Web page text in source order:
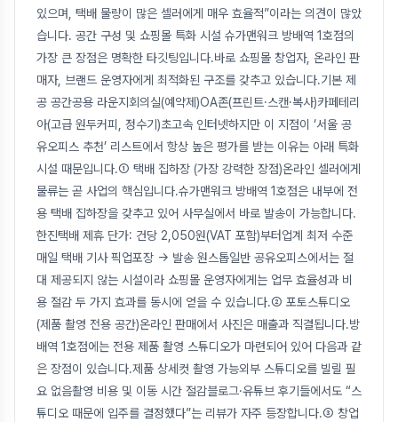
있으며, 택배 물량이 많은 셀러에게 매우 효율적”이라는 의견이 많았
습니다. 공간 구성 및 쇼핑몰 특화 시설 슈가맨워크 방배역 1호점의
가장 큰 장점은 명확한 타깃팅입니다.바로 쇼핑몰 창업자, 온라인 판
매자, 브랜드 운영자에게 최적화된 구조를 갖추고 있습니다.기본 제
공 공간공용 라운지회의실(예약제)OA존(프린트·스캔·복사)카페테리
아(고급 원두커피, 정수기)초고속 인터넷하지만 이 지점이 ‘서울 공
유오피스 추천’ 리스트에서 항상 높은 평가를 받는 이유는 아래 특화
시설 때문입니다.① 택배 집하장 (가장 강력한 장점)온라인 셀러에게
물류는 곧 사업의 핵심입니다.슈가맨워크 방배역 1호점은 내부에 전
용 택배 집하장을 갖추고 있어 사무실에서 바로 발송이 가능합니다.
한진택배 제휴 단가: 건당 2,050원(VAT 포함)부터업계 최저 수준
매일 택배 기사 픽업포장 → 발송 원스톱일반 공유오피스에서는 절
대 제공되지 않는 시설이라 쇼핑몰 운영자에게는 업무 효율성과 비
용 절감 두 가지 효과를 동시에 얻을 수 있습니다.② 포토스튜디오
(제품 촬영 전용 공간)온라인 판매에서 사진은 매출과 직결됩니다.방
배역 1호점에는 전용 제품 촬영 스튜디오가 마련되어 있어 다음과 같
은 장점이 있습니다.제품 상세컷 촬영 가능외부 스튜디오를 빌릴 필
요 없음촬영 비용 및 이동 시간 절감블로그·유튜브 후기들에서도 “스
튜디오 때문에 입주를 결정했다”는 리뷰가 자주 등장합니다.③ 창업